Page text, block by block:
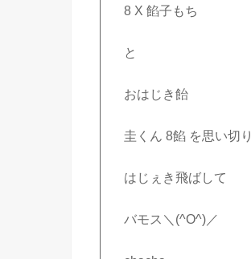
8 X 餡子もち
と
おはじき飴
圭くん 8餡 を思い切り
はじぇき飛ばして
バモス＼(^O^)／